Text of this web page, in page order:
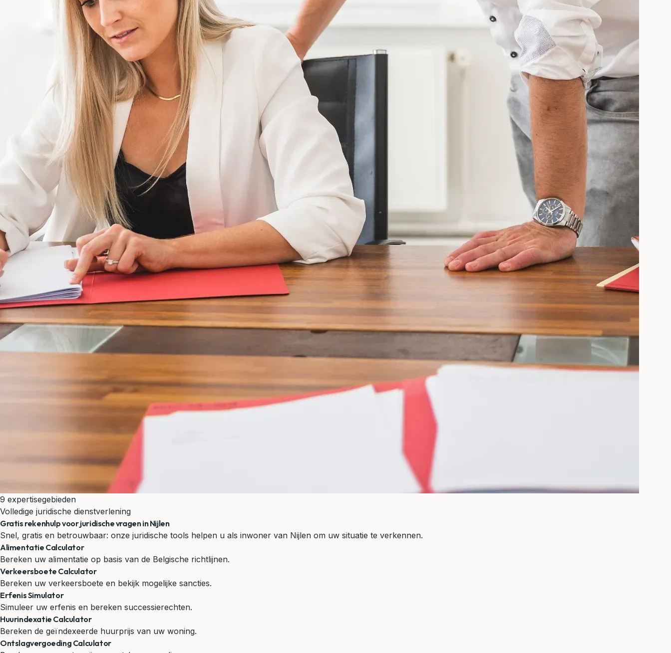
9 expertisegebieden
Volledige juridische dienstverlening
Gratis rekenhulp voor juridische vragen in Nijlen
Snel, gratis en betrouwbaar: onze juridische tools helpen u als inwoner van Nijlen om uw situatie te verkennen.
Alimentatie Calculator
Bereken uw alimentatie op basis van de Belgische richtlijnen.
Verkeersboete Calculator
Bereken uw verkeersboete en bekijk mogelijke sancties.
Erfenis Simulator
Simuleer uw erfenis en bereken successierechten.
Huurindexatie Calculator
Bereken de geïndexeerde huurprijs van uw woning.
Ontslagvergoeding Calculator